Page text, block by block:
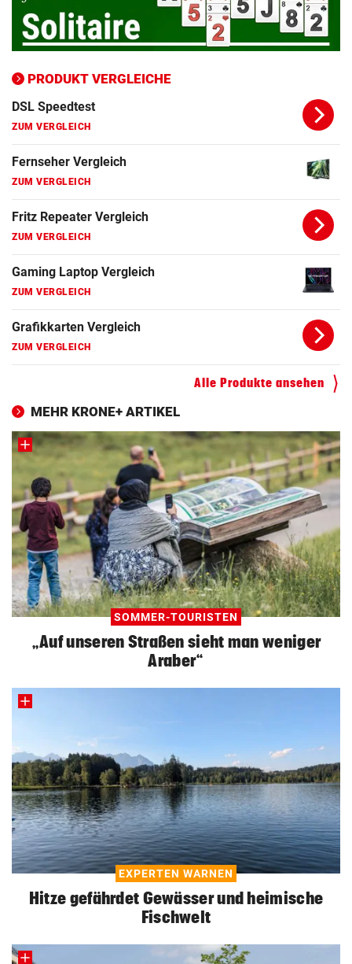
PRODUKT VERGLEICHE
Apple Macbook Vergleich
ZUM VERGLEICH
ZUM VERGLEICH
DSL Speedtest
ZUM VERGLEICH
Fernseher Vergleich
ZUM VERGLEICH
Fritz Repeater Vergleich
ZUM VERGLEICH
Gaming Laptop Vergleich
ZUM VERGLEICH
Grafikkarten Vergleich
ZUM VERGLEICH
Alle Produkte ansehen
MEHR KRONE+ ARTIKEL
SOMMER-TOURISTEN
„Auf unseren Straßen sieht man weniger
Araber“
EXPERTEN WARNEN
Hitze gefährdet Gewässer und heimische
Fischwelt